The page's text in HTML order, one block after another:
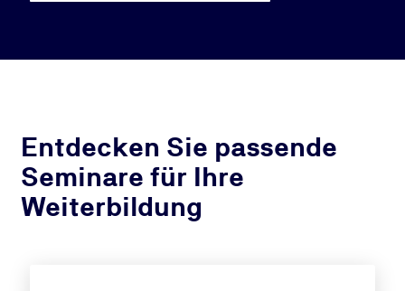
Entdecken Sie passende
Seminare für Ihre
Weiterbildung